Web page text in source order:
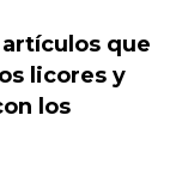
que
licores y
los